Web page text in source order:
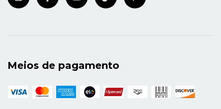
Meios de pagamento